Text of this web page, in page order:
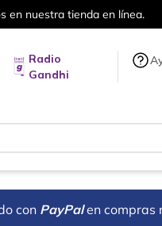
en nuestra tienda en línea.
Radio
Gandhi
con PayPal en compras